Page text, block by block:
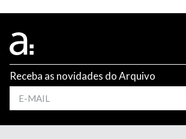
Receba as novidades do Arquivo